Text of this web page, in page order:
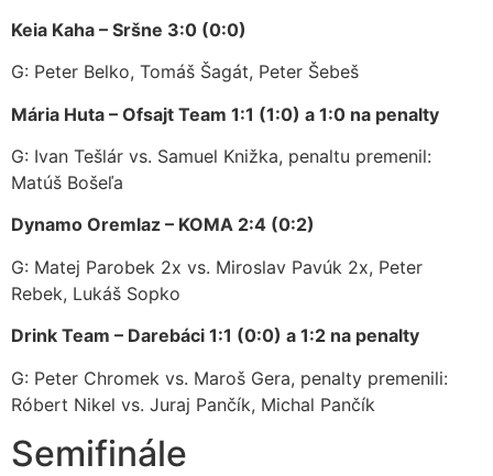
Keia Kaha – Sršne 3:0 (0:0)
G: Peter Belko, Tomáš Šagát, Peter Šebeš
Mária Huta – Ofsajt Team 1:1 (1:0) a 1:0 na penalty
G: Ivan Tešlár vs. Samuel Knižka, penaltu premenil:
Matúš Bošeľa
Dynamo Oremlaz – KOMA 2:4 (0:2)
G: Matej Parobek 2x vs. Miroslav Pavúk 2x, Peter
Rebek, Lukáš Sopko
Drink Team – Darebáci 1:1 (0:0) a 1:2 na penalty
G: Peter Chromek vs. Maroš Gera, penalty premenili:
Róbert Nikel vs. Juraj Pančík, Michal Pančík
Semifinále